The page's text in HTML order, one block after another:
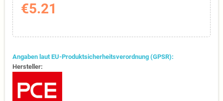
€5.21
Angaben laut EU-Produktsicherheitsverordnung (GPSR):
Hersteller: